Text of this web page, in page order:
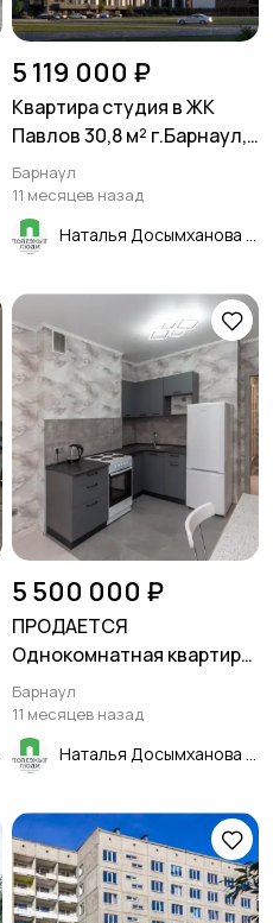
5 119 000 ₽
Квартира студия в ЖК
Павлов 30,8 м² г.Барнаул,
Павловский тракт, 251Б
Барнаул
11 месяцев назад
Наталья Досымханова
5 500 000 ₽
ПРОДАЕТСЯ
Однокомнатная квартира
в ЖК Барнаульский лес
Барнаул
11 месяцев назад
Наталья Досымханова